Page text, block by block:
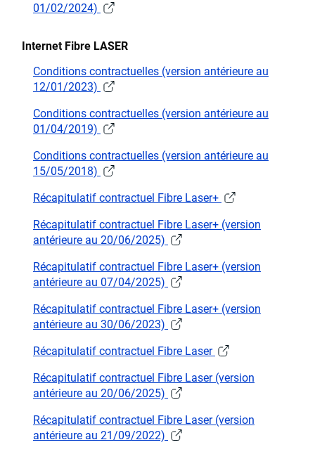
01/02/2024)
Internet Fibre LASER
Conditions contractuelles (version antérieure au
12/01/2023)
Conditions contractuelles (version antérieure au
01/04/2019)
Conditions contractuelles (version antérieure au
15/05/2018)
Récapitulatif contractuel Fibre Laser+
Récapitulatif contractuel Fibre Laser+ (version
antérieure au 20/06/2025)
Récapitulatif contractuel Fibre Laser+ (version
antérieure au 07/04/2025)
Récapitulatif contractuel Fibre Laser+ (version
antérieure au 30/06/2023)
Récapitulatif contractuel Fibre Laser
Récapitulatif contractuel Fibre Laser (version
antérieure au 20/06/2025)
Récapitulatif contractuel Fibre Laser (version
antérieure au 21/09/2022)